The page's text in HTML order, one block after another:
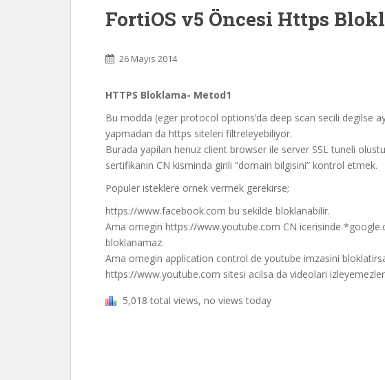
FortiOS v5 Öncesi Https
26 Mayıs 2014
HTTPS Bloklama- Metod1
Bu modda (eger protocol options’da deep scan secili degilse
yapmadan da https siteleri filtreleyebiliyor.
Burada yapilan henuz client browser ile server SSL tuneli
sertifikanin CN kisminda girili “domain bilgisini” kontrol etmek.
Populer isteklere ornek vermek gerekirse;
https://www.facebook.com bu sekilde bloklanabilir.
Ama ornegin https://www.youtube.com CN icerisinde
bloklanamaz.
Ama ornegin application control de youtube imzasini
https://www.youtube.com sitesi acilsa da videolari
5,018 total views, no views today